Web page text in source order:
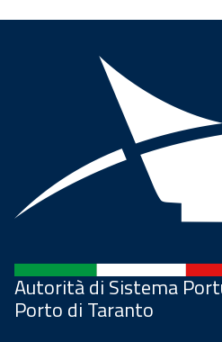
Autorità di Sistema
Porto di Taranto